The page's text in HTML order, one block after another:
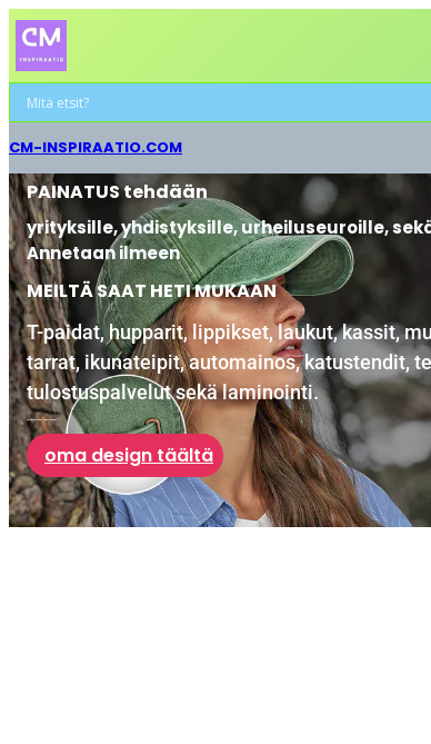
CM-INSPIRAATIO.COM
PAINATUS tehdään
yrityksille, yhdistyksille, urheiluseuroille,
Annetaan ilmeen
MEILTÄ SAAT HETI MUKAAN
T-paidat, hupparit, lippikset, laukut, kassit,
tarrat, ikunateipit, automainos, katustendit,
tulostuspalvelut sekä laminointi.
valokuva, teksi, logo, merkki,..
oma design täältä